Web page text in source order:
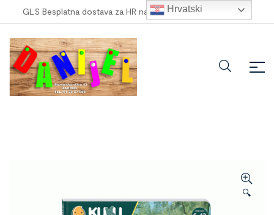
GLS Besplatna dostava za HR narudžbe veće od 100,00 €
🔍
Hrvatski